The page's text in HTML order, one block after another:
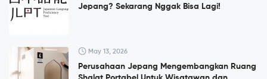
Jepang? Sekarang Nggak Bisa Lagi!
May 13, 2026
Perusahaan Jepang Mengembangkan Ruang